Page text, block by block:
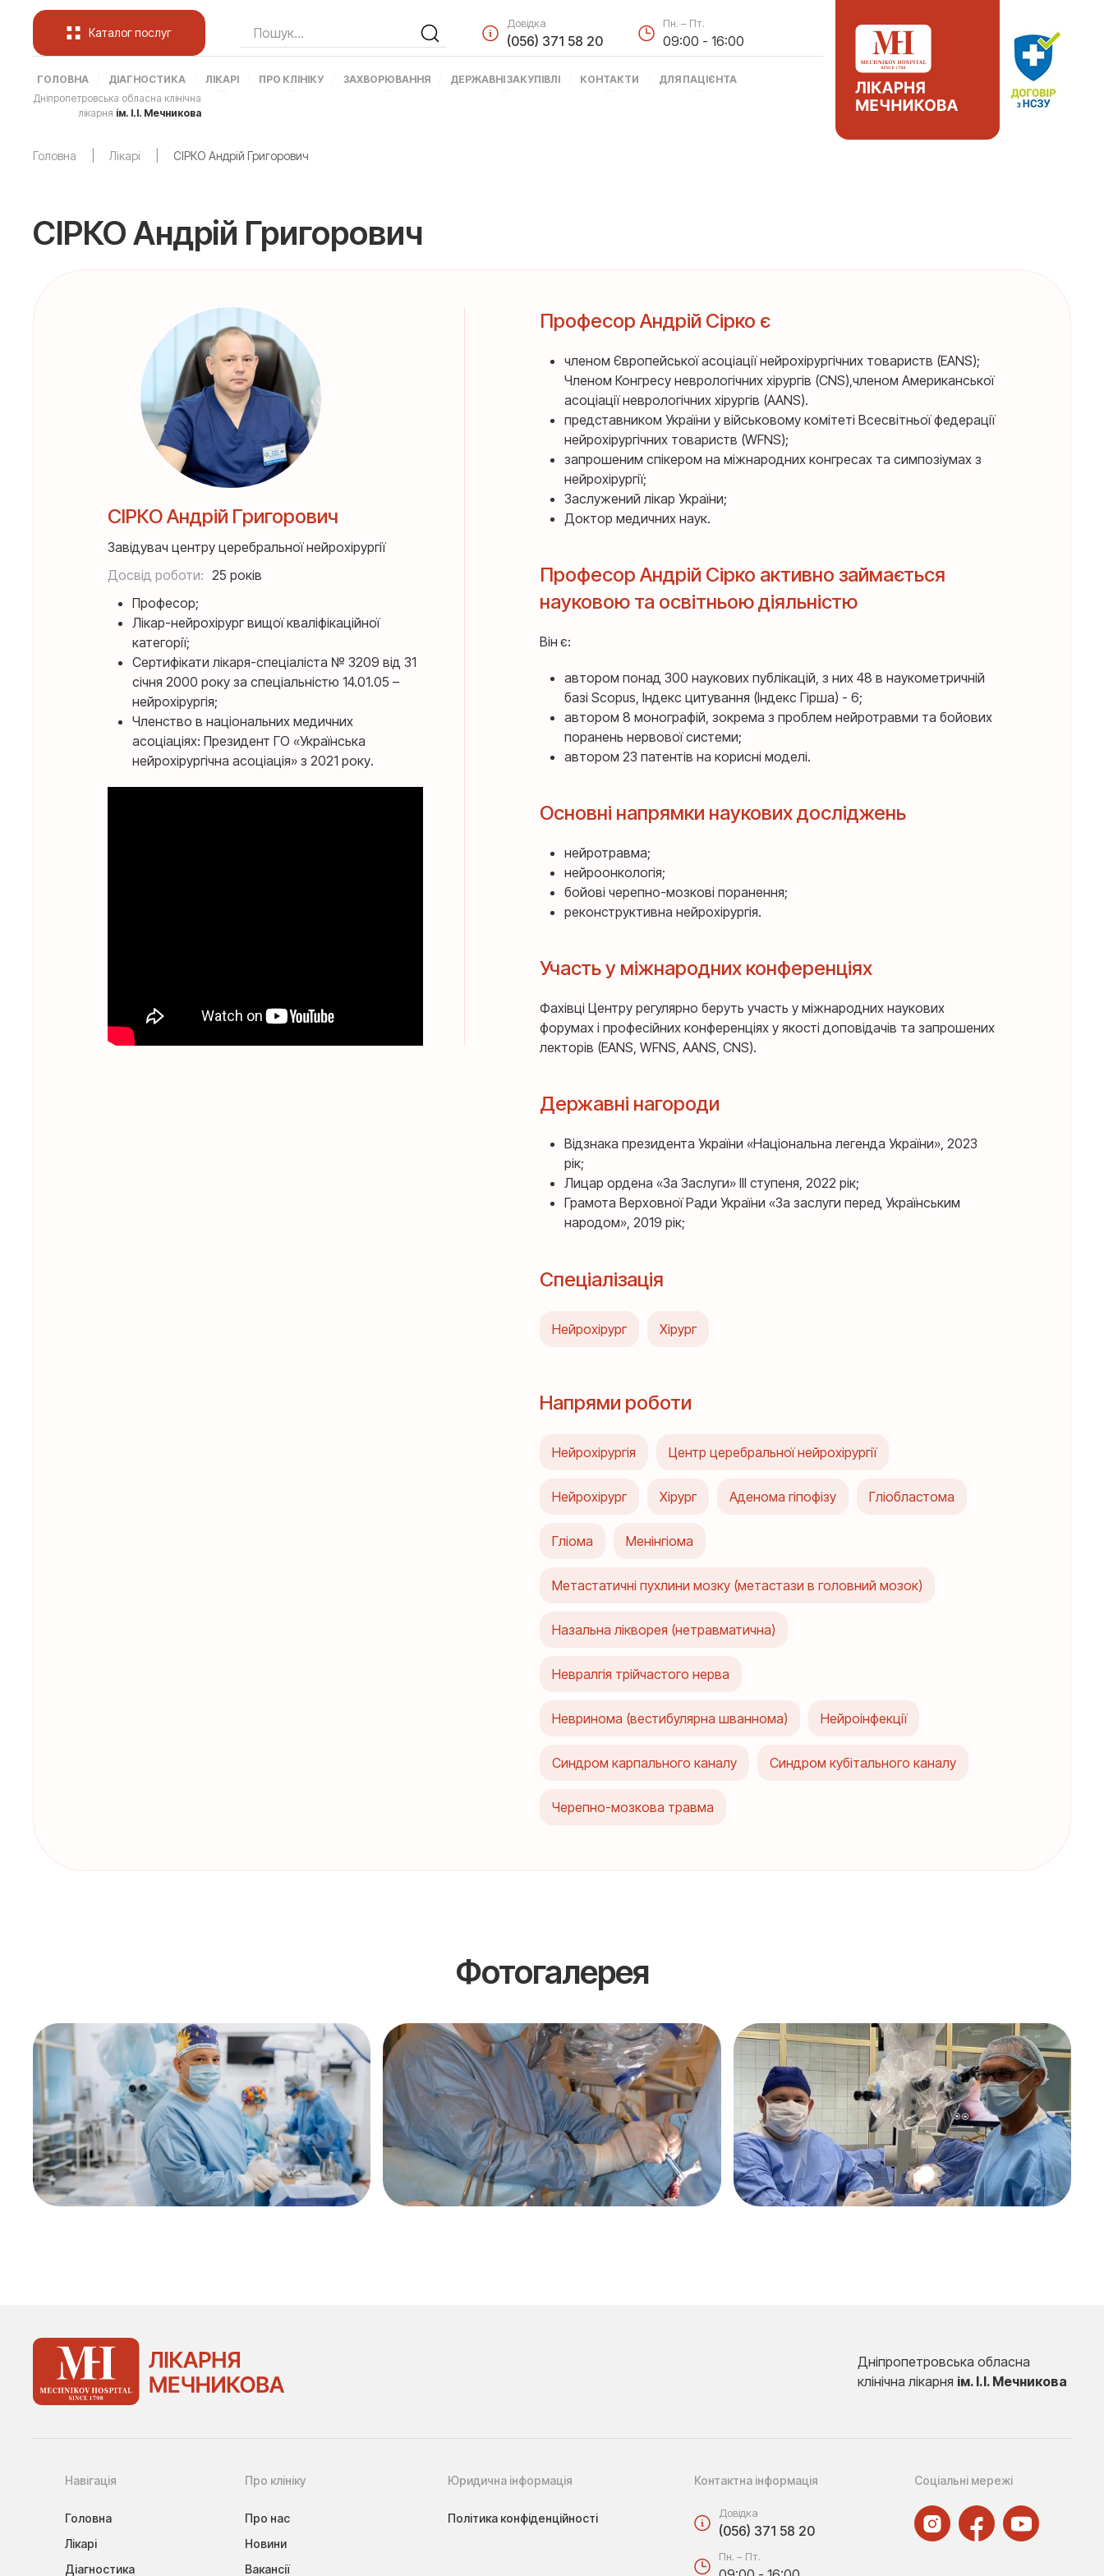
Каталог послуг
Довідка
(056) 371 58 20
Пн. – Пт.
09:00 - 16:00
ГОЛОВНА ДІАГНОСТИКА ЛІКАРІ ПРО КЛІНІКУ ЗАХВОРЮВАННЯ ДЕРЖАВНІ ЗАКУПІВЛІ КОНТАКТИ
ДЛЯ ПАЦІЄНТА
Дніпропетровська обласна клінічна
лікарня ім. І.І. Мечникова
Головна Лікарі СІРКО Андрій Григорович
СІРКО Андрій Григорович
СІРКО Андрій Григорович
Завідувач центру церебральної нейрохірургії
Досвід роботи: 25 років
Професор;
Лікар-нейрохірург вищої кваліфікаційної
категорії;
Сертифікати лікаря-спеціаліста № 3209 від 31
січня 2000 року за спеціальністю 14.01.05 –
нейрохірургія;
Членство в національних медичних
асоціаціях: Президент ГО «Українська
нейрохірургічна асоціація» з 2021 року.
Професор Андрій Сірко є
членом Європейської асоціації нейрохірургічних товариств (EANS);
Членом Конгресу неврологічних хірургів (CNS),членом Американської
асоціації неврологічних хірургів (AANS).
представником України у військовому комітеті Всесвітньої федерації
нейрохірургічних товариств (WFNS);
запрошеним спікером на міжнародних конгресах та симпозіумах з
нейрохірургії;
Заслужений лікар України;
Доктор медичних наук.
Професор Андрій Сірко активно займається
науковою та освітньою діяльністю
Він є:
автором понад 300 наукових публікацій, з них 48 в наукометричній
базі Scopus, Індекс цитування (Індекс Гірша) - 6;
автором 8 монографій, зокрема з проблем нейротравми та бойових
поранень нервової системи;
автором 23 патентів на корисні моделі.
Основні напрямки наукових досліджень
нейротравма;
нейроонкологія;
бойові черепно-мозкові поранення;
реконструктивна нейрохірургія.
Участь у міжнародних конференціях
Фахівці Центру регулярно беруть участь у міжнародних наукових
форумах і професійних конференціях у якості доповідачів та запрошених
лекторів (EANS, WFNS, AANS, CNS).
Державні нагороди
Відзнака президента України «Національна легенда України», 2023
рік;
Лицар ордена «За Заслуги» III ступеня, 2022 рік;
Грамота Верховної Ради України «За заслуги перед Українським
народом», 2019 рік;
Спеціалізація
Нейрохірург Хірург
Напрями роботи
Нейрохірургія Центр церебральної нейрохірургії
Нейрохірург Хірург Аденома гіпофізу Гліобластома
Гліома Менінгіома
Метастатичні пухлини мозку (метастази в головний мозок)
Назальна лікворея (нетравматична)
Невралгія трійчастого нерва
Невринома (вестибулярна шваннома) Нейроінфекції
Синдром карпального каналу Синдром кубітального каналу
Черепно-мозкова травма
Фотогалерея
Дніпропетровська обласна
клінічна лікарня ім. І.І. Мечникова
Навігація
Головна
Лікарі
Діагностика
Про клініку
Про нас
Новини
Вакансії
Юридична інформація
Політика конфіденційності
Контактна інформація
Довідка
(056) 371 58 20
Пн. – Пт.
Соціальні мережі